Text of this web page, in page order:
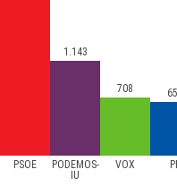
PSOE
PODEMOS-
IU
VOX
1.143
708